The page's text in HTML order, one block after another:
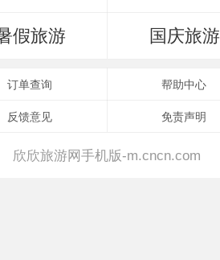
假旅游 国庆旅游
订单查询 帮助中心
反馈意见 免责声明
欣欣旅游网手机版-m.cncn.com